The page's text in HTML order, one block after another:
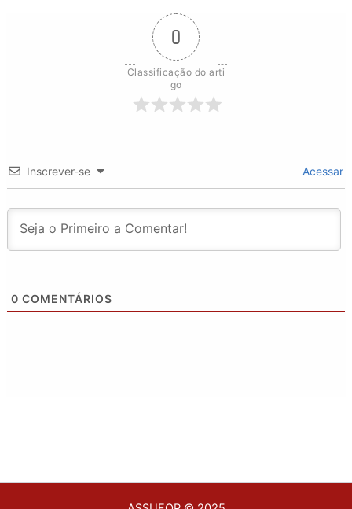
0
Classificação do arti
go
Inscrever-se Acessar
0 COMENTÁRIOS